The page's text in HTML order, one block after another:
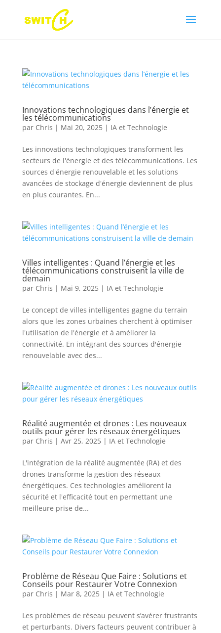
Innovations technologiques dans l’énergie et
les télécommunications
par Chris | Mai 20, 2025| IA et Technologie
Les innovations technologiques transforment les
secteurs de l'énergie et des télécommunications. Les
sources d'énergie renouvelable et les solutions
avancées de stockage d'énergie deviennent de plus
en plus courantes. En...
Villes intelligentes : Quand l’énergie et les
télécommunications construisent la ville de
demain
par Chris | Mai 9, 2025| IA et Technologie
Le concept de villes intelligentes gagne du terrain
alors que les zones urbaines cherchent à optimiser
l'utilisation de l'énergie et à améliorer la
connectivité. En intégrant des sources d'énergie
renouvelable avec des...
Réalité augmentée et drones : Les nouveaux
outils pour gérer les réseaux énergétiques
par Chris | Avr 25, 2025| IA et Technologie
L'intégration de la réalité augmentée (RA) et des
drones transforme la gestion des réseaux
énergétiques. Ces technologies améliorent la
sécurité et l'efficacité tout en permettant une
meilleure prise de...
Problème de Réseau Que Faire : Solutions et
Conseils pour Restaurer Votre Connexion
par Chris | Mar 8, 2025| IA et Technologie
Les problèmes de réseau peuvent s’avérer frustrants
et perturbants. Divers facteurs peuvent contribuer à